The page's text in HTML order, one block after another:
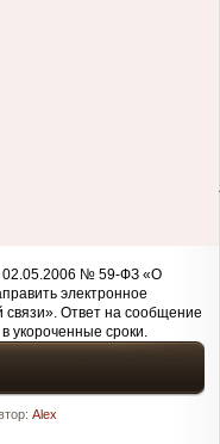
02.05.2006 № 59-ФЗ «О
электронное
Ответ на сообщение
укороченные сроки.
Alex